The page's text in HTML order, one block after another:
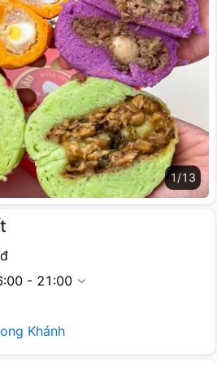
1 /13
đ
- 21:00
Khánh